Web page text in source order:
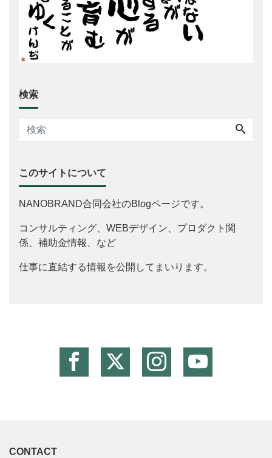
検索
このサイトについて
NANOBRAND合同会社のBlogページです。
コンサルティング、WEBデザイン、プロダクト関
係、補助金情報、など
仕事に直結する情報を公開してまいります。
CONTACT